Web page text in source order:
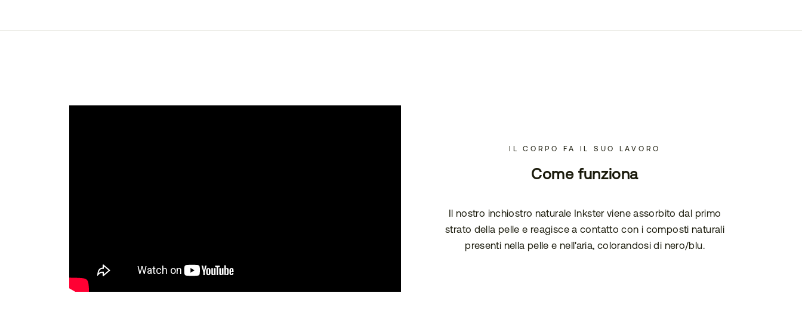
IL CORPO FA IL SUO LAVORO
Come funziona
Il nostro inchiostro naturale Inkster viene assorbito dal primo
strato della pelle e reagisce a contatto con i composti naturali
presenti nella pelle e nell'aria, colorandosi di nero/blu.